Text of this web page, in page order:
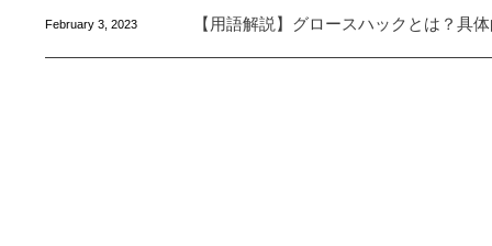
February 3, 2023 【用語解説】グロースハックとは？具